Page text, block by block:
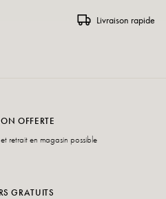
Livraison rapide
OFFERTE
retrait en magasin possible
GRATUITS